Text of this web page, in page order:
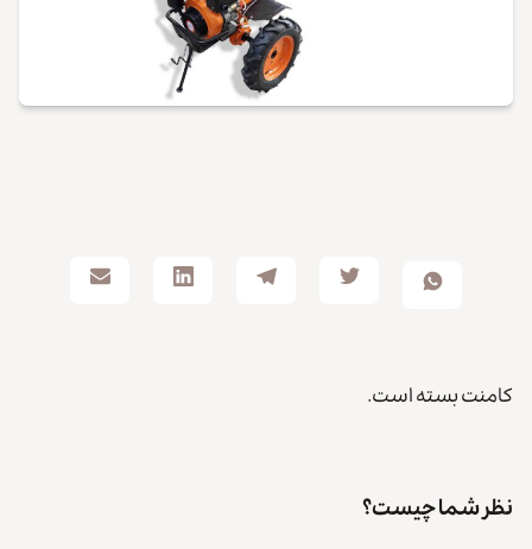
کامنت بسته است.
نظر شما چیست؟